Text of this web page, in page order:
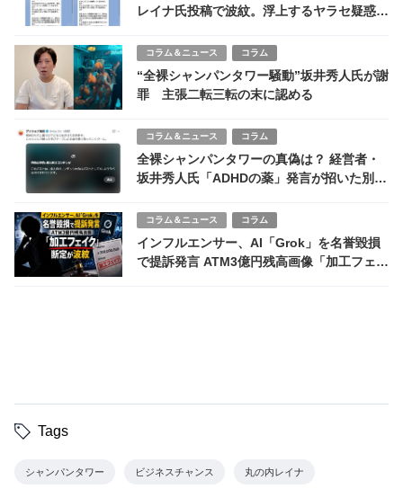
レイナ氏投稿で波紋。浮上するヤラセ疑惑と
コラム＆ニュース コラム
“全裸シャンパンタワー騒動”坂井秀人氏が謝
罪 主張二転三転の末に認める
コラム＆ニュース コラム
全裸シャンパンタワーの真偽は？ 経営者・
坂井秀人氏「ADHDの薬」発言が招いた別軸
コラム＆ニュース コラム
インフルエンサー、AI「Grok」を名誉毀損
で提訴発言 ATM3億円残高画像「加工フェイ
Tags
シャンパンタワー ビジネスチャンス 丸の内レイナ